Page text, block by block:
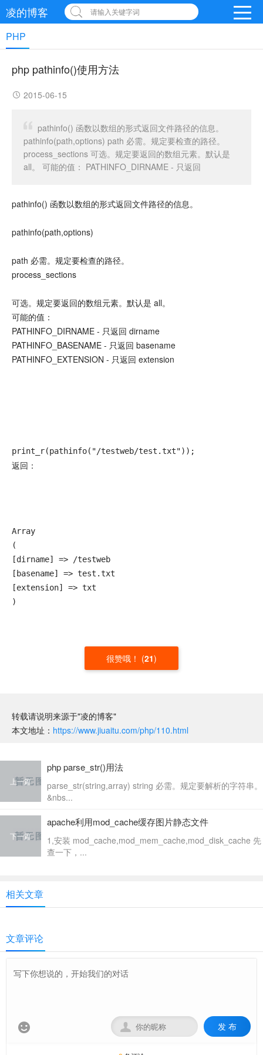
凌的博客 请输入关键字词
PHP
php pathinfo()使用方法
2015-06-15
pathinfo() 函数以数组的形式返回文件路径的信息。
pathinfo(path,options) path 必需。规定要检查的路径。
process_sections 可选。规定要返回的数组元素。默认是
all。 可能的值： PATHINFO_DIRNAME - 只返回
pathinfo() 函数以数组的形式返回文件路径的信息。
pathinfo(path,options)
path 必需。规定要检查的路径。
process_sections
可选。规定要返回的数组元素。默认是 all。
可能的值：
PATHINFO_DIRNAME - 只返回 dirname
PATHINFO_BASENAME - 只返回 basename
PATHINFO_EXTENSION - 只返回 extension
print_r(pathinfo("/testweb/test.txt"));
返回：
Array
(
[dirname] => /testweb
[basename] => test.txt
[extension] => txt
)
很赞哦！ (21)
转载请说明来源于"凌的博客"
本文地址： https://www.jiuaitu.com/php/110.html
上一篇
php parse_str()用法
parse_str(string,array) string 必需。规定要解析的字符串。
&nbs...
下一篇
apache利用mod_cache缓存图片静态文件
1,安装 mod_cache,mod_mem_cache,mod_disk_cache 先
查一下，...
相关文章
文章评论
 发 布
